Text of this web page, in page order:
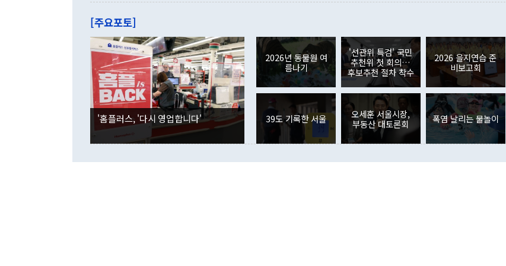
이 9월 러시아 블라디보스토크에서 열리는 '동방경제포럼(EEF)'을 언급하
며 "정부 차원에서 (참석을) 검토하고 있다"고 발언한 데 대해서도 조 장관
은 "그것은 외교부의 몫"이라며 "아직 거기까지 진도가 나가지 않았다"고
잘랐다. 정 장관이 이날 소개한 대북 구상과 설명은 정부 내 조율을 거치지
않았다는 점에서 문제가 있다. 특히 주적 표현 대체와 국호 사용, 9·19 군
사합의 복원, 4자회담 추진 등은 통일부 장관이 결정할 사안이 아니어서 월
권이라는 지적이 나오고 있다. 이 대통령은 정 장관의 업무보고를 듣고 난
뒤 "여기 업무보고에 발표했다고 승인난 건 아니다"라고 재차 확인했다. 정
부의 한 소식통은 "정 장관의 발언 내용은 대부분 국가안전보장회의(NSC)
를 거쳐 결정된 사안이 아닌 정 장관의 개인적 생각에 가깝다"며 "안보 관
련 부처 장관이 정부의 공식 정책이 아닌 사안을 추진하겠다고 업무보고를
하고 대통령의 면전에서 '국군통수권자가 나서야 한다'고 주장한 것은 심각
는 배당수입이 늘어난 데다 전월 분기배당에 따른 기저효과로 배당지급이
였던 올해 3월(369억9000만달러)을 넘어선 것이다. 직접투자에서는 내국
인의 해외투자가 80억1000만달러, 외국인의 국내투자가 46억3000만달러
각각 증가했다. 증권투자에서는 외국인의 국내 주식 매도세가 이어졌다. 외
국인의 국내 주식 투자는 차익실현 매도 등의 영향으로 316억1000만달러
감소하며 전월(-310억5000만달러)에 이어 역대 최대 순매도 기록을 다시
경신했다. 외국인의 국내 채권투자는 세계국채지수(WGBI) 자금 유입에도
분기 말 만기도래 영향으로 증가 폭이 줄어든 52억9000만달러를 기록했
다. 내국인의 해외 증권투자는 주식을 중심으로 35억6000만달러 증가했
다. eoyn2@newspim.com
[주요포토]
'홈플러스, '다시 영업합니다'
2026년 동물원 여
름나기
'선관위 특검' 국민
추천위 첫 회의…
후보추천 절차 착수
2026 을지연습 준
비보고회
39도 기록한 서울
오세훈 서울시장,
부동산 대토론회
폭염 날리는 물놀이